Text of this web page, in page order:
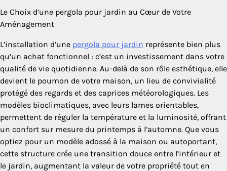
Le Choix d’une pergola pour jardin au Cœur de Votre
Aménagement
L’installation d’une pergola pour jardin représente bien plus
qu’un achat fonctionnel : c’est un investissement dans votre
qualité de vie quotidienne. Au-delà de son rôle esthétique, elle
devient le poumon de votre maison, un lieu de convivialité
protégé des regards et des caprices météorologiques. Les
modèles bioclimatiques, avec leurs lames orientables,
permettent de réguler la température et la luminosité, offrant
un confort sur mesure du printemps à l’automne. Que vous
optiez pour un modèle adossé à la maison ou autoportant,
cette structure crée une transition douce entre l’intérieur et
le jardin, augmentant la valeur de votre propriété tout en